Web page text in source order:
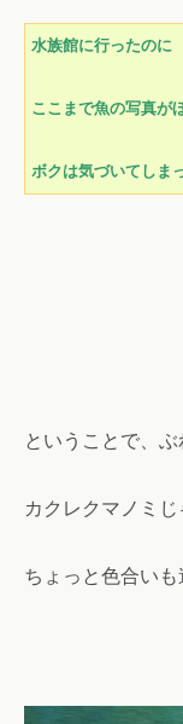
水族館に行ったのに
ここまで魚の写真が
ボクは気づいてしま
ということで、ぶ
カクレクマノミ
ちょっと色合いも